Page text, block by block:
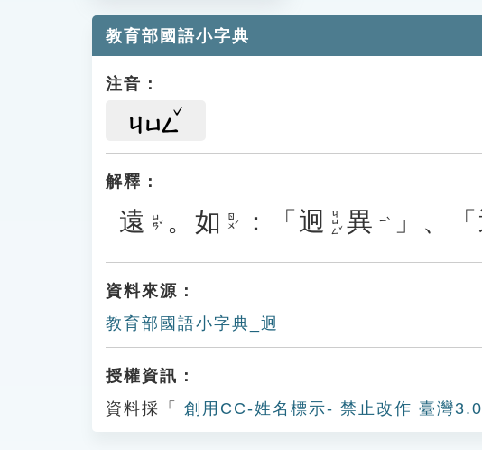
教育部國語小字典
注音：
ㄐㄩㄥ
解釋：
遠 ㄩㄢˇ 。 如 ㄖㄨˊ ：「 迥 ㄐㄩㄥˇ 異 ㄧˋ 」、「
資料來源：
教育部國語小字典_迥
授權資訊：
資料採「
創用CC-姓名標示- 禁止改作 臺灣